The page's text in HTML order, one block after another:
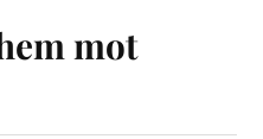
mot